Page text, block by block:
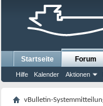
Startseite Forum
Hilfe Kalender Aktionen
vBulletin-